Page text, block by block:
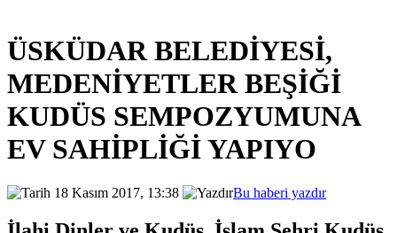
ÜSKÜDAR BELEDİYESİ,
MEDENİYETLER BEŞİĞİ
KUDÜS SEMPOZYUMUNA
EV SAHİPLİĞİ YAPIYO